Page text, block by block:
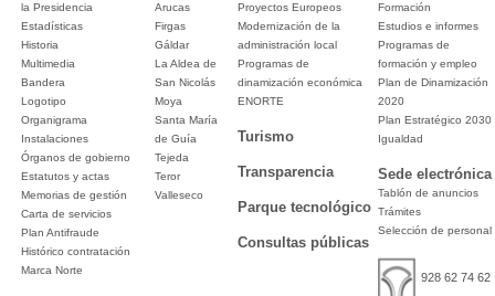
la Presidencia
Estadísticas
Historia
Multimedia
Bandera
Logotipo
Organigrama
Instalaciones
Órganos de gobierno
Estatutos y actas
Memorias de gestión
Carta de servicios
Plan Antifraude
Histórico contratación
Marca Norte
Arucas
Firgas
Gáldar
La Aldea de
San Nicolás
Moya
Santa María
de Guía
Tejeda
Teror
Valleseco
Proyectos Europeos
Modernización de la
administración local
Programas de
dinamización económica
ENORTE
Turismo
Transparencia
Parque tecnológico
Consultas públicas
Formación
Estudios e informes
Programas de
formación y empleo
Plan de Dinamización
2020
Plan Estratégico 2030
Igualdad
Sede electrónica
Tablón de anuncios
Trámites
Selección de personal
928 62 74 62